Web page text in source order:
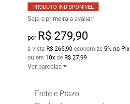
PRODUTO INDISPONÍVEL
Seja o primeira a avaliar!
por R$ 279,90
à vista R$ 265,90 economize 5% no Pix
ou em 10xde R$ 27,99
Ver parcelas
Frete e Prazo